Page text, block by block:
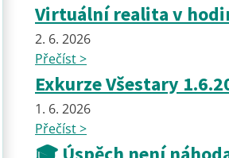
Virtuální realita v
2. 6. 2026
Přečíst >
Exkurze Všestary
1. 6. 2026
Přečíst >